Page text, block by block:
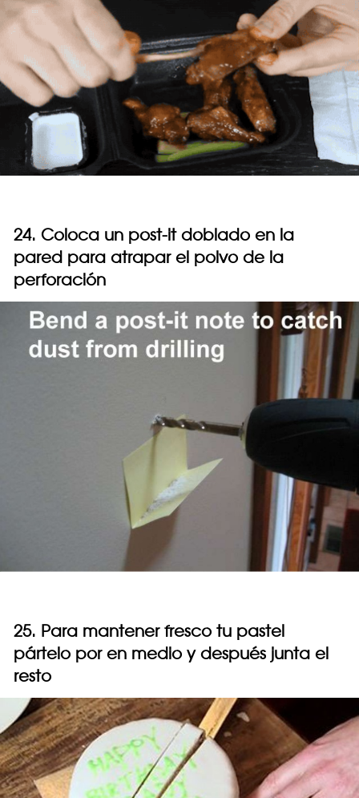
24. Coloca un post-it doblado en la
pared para atrapar el polvo de la
perforación
25. Para mantener fresco tu pastel
pártelo por en medio y después junta el
resto